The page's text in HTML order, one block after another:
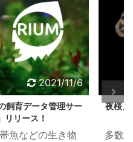
2021/11/6
飼育データ管理サー
リリース！
魚などの生き物
夜桜メ
多数